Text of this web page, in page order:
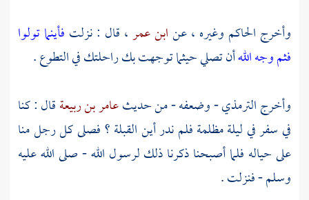
وأخرج الحاكم وغيره ، عنابن عمر، قال : نزلت فأينما تولوا
فثم وجه اللهأن تصلي حيثما توجهت بك راحلتك في التطوع .
وأخرجالترمذي- وضعفه - من حديثعامر بن ربيعةقال : كنا
في سفر في ليلة مظلمة فلم ندر أين القبلة ؟ فصلى كل رجل منا
على حياله فلما أصبحنا ذكرنا ذلك لرسول الله - صلى الله عليه
وسلم - فنزلت .